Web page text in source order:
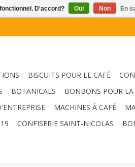
BISCUITS POUR LE CAFÉ
BOTANICALS BONBONS POUR
MACHINES À CAFÉ
CONFISERIE SAINT-NICOLAS
D'accord? Oui Non En